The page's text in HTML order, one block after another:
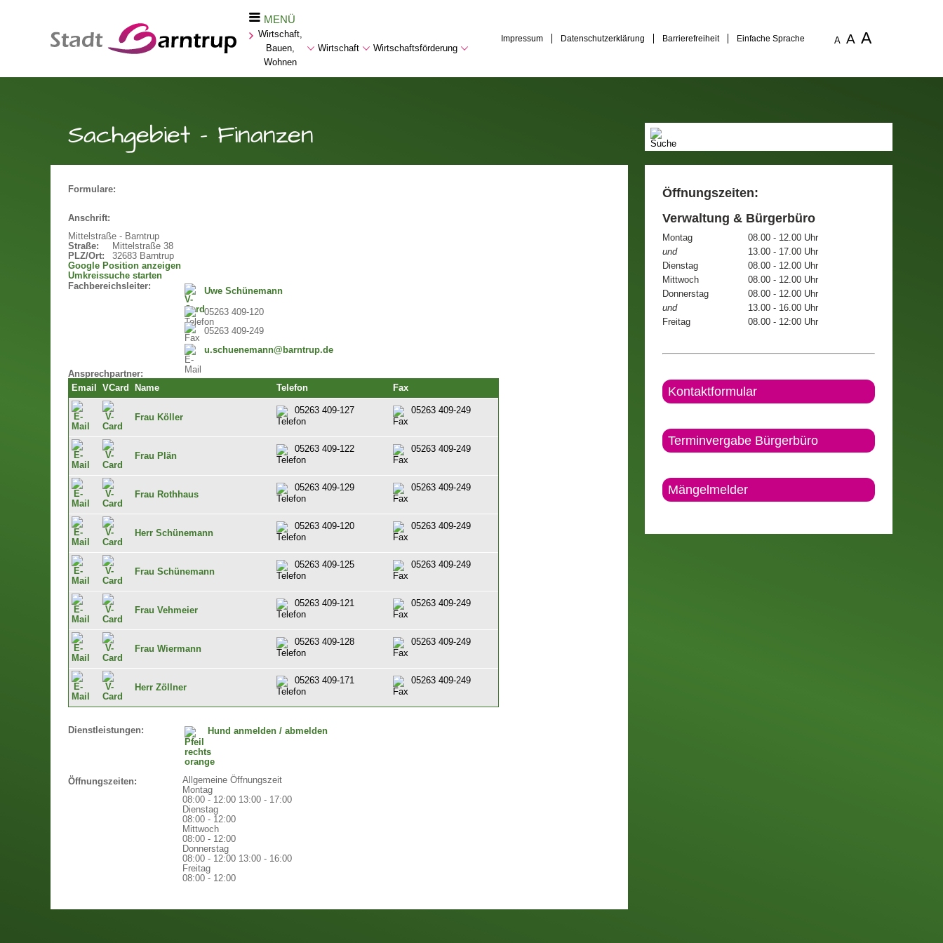
MENÜ
Wirtschaft,
Bauen,
Wohnen
Wirtschaft Wirtschaftsförderung
Impressum Datenschutzerklärung Barrierefreiheit Einfache Sprache A A A
Sachgebiet - Finanzen
Formulare:
Anschrift:
Mittelstraße - Barntrup
Straße:
Mittelstraße 38
PLZ/Ort:
32683 Barntrup
Google Position anzeigen
Umkreissuche starten
Fachbereichsleiter:
Uwe Schünemann
05263 409-120
05263 409-249
u.schuenemann@barntrup.de
Ansprechpartner:
Email
VCard Name Telefon Fax
Frau Köller
05263 409-127 05263 409-249
Frau Plän
05263 409-122 05263 409-249
Frau Rothhaus
05263 409-129 05263 409-249
Herr Schünemann
05263 409-120 05263 409-249
Frau Schünemann
05263 409-125 05263 409-249
Frau Vehmeier
05263 409-121 05263 409-249
Frau Wiermann
05263 409-128 05263 409-249
Herr Zöllner
05263 409-171 05263 409-249
Dienstleistungen: Hund anmelden / abmelden
Öffnungszeiten:
Allgemeine Öffnungszeit
Montag
08:00 - 12:00 13:00 - 17:00
Dienstag
08:00 - 12:00
Mittwoch
08:00 - 12:00
Donnerstag
08:00 - 12:00 13:00 - 16:00
Freitag
08:00 - 12:00
Öffnungszeiten:
Verwaltung & Bürgerbüro
Montag
08.00 - 12.00 Uhr
und
13.00 - 17.00 Uhr
Dienstag
08.00 - 12.00 Uhr
Mittwoch
08.00 - 12.00 Uhr
Donnerstag
08.00 - 12.00 Uhr
und
13.00 - 16.00 Uhr
Freitag
08.00 - 12:00 Uhr
Kontaktformular
Terminvergabe Bürgerbüro
Mängelmelder